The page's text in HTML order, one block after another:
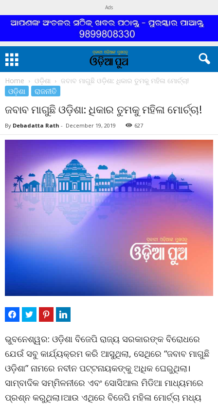
Ads
Home ଓଡ଼ିଶା ଜବାବ ମାଗୁଛି ଓଡ଼ିଶା: ଧିକାର ତୁମକୁ ମହିଳା ମୋର୍ଚ୍ଚା!
ଓଡ଼ିଶା ରାଜନୀତି
ଜବାବ ମାଗୁଛି ଓଡ଼ିଶା: ଧିକାର ତୁମକୁ ମହିଳା ମୋର୍ଚ୍ଚା!
By Debadatta Rath - December 19, 2019 627
ଭୁବନେଶ୍ୱର: ଓଡ଼ିଶା ବିଜେପି ରାଜ୍ୟ ସରକାରଙ୍କ ବିରୋଧରେ
ଯେଉଁ ସବୁ କାର୍ଯ୍ୟକ୍ରମ କରି ଆସୁଥିଲା, ସେଥିରେ “ଜବାବ ମାଗୁଛି
ଓଡ଼ିଶା” ନାମରେ ନବୀନ ପଟ୍ଟନାୟକଙ୍କୁ ଅଧିକ ଘେରୁଥିଲା।
ସାମ୍ବାଦିକ ସମ୍ମିଳନୀରେ ଏବଂ ସୋସିଆଲ ମିଡିଆ ମାଧ୍ୟମରେ
ପ୍ରଶ୍ନ କରୁଥିଲା।ଆଉ ଏଥିରେ ବିଜେପି ମହିଳା ମୋର୍ଚ୍ଚା ମଧ୍ୟ